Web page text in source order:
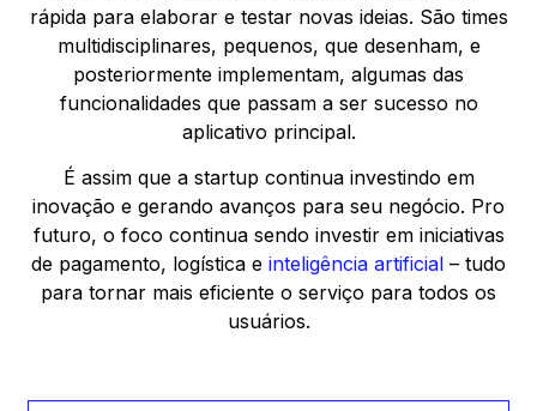
rápida para elaborar e testar novas ideias. São times
multidisciplinares, pequenos, que desenham, e
posteriormente implementam, algumas das
funcionalidades que passam a ser sucesso no
aplicativo principal.
É assim que a startup continua investindo em
inovação e gerando avanços para seu negócio. Pro
futuro, o foco continua sendo investir em iniciativas
de pagamento, logística e inteligência artificial – tudo
para tornar mais eficiente o serviço para todos os
usuários.